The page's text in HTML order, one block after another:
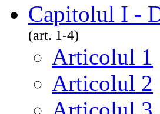
Capitolul I -
(art. 1-4)
Articolul 1
Articolul 2